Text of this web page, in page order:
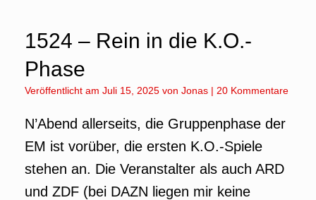
1524 – Rein in die K.O.-
Phase
Veröffentlicht am Juli 15, 2025 von Jonas | 20 Kommentare
N’Abend allerseits, die Gruppenphase der
EM ist vorüber, die ersten K.O.-Spiele
stehen an. Die Veranstalter als auch ARD
und ZDF (bei DAZN liegen mir keine